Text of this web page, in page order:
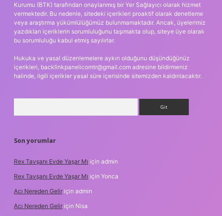
Kurumu (BTK) tarafından onaylanmış bir Yer Sağlayıcı olarak hizmet
vermektedir. Bu nedenle, sitedeki içerikleri proaktif olarak denetleme
veya araştırma yükümlülüğümüz bulunmamaktadır. Ancak, üyelerimiz
yazdıkları içeriklerin sorumluluğunu taşımakta olup, siteye üye olarak
bu sorumluluğu kabul etmiş sayılırlar.
Hukuka ve yasal düzenlemelere aykırı olduğunu düşündüğünüz
içerikleri, backlinkpanelicomtr@gmail.com adresine bildirmeniz
halinde, ilgili içerikler yasal süre içerisinde sitemizden kaldırılacaktır.
Son yorumlar
Rex Tavşanı Evde Yaşar Mı için admin
Rex Tavşanı Evde Yaşar Mı için Yonca
Acı Nereden Gelir için admin
Acı Nereden Gelir için Nisa